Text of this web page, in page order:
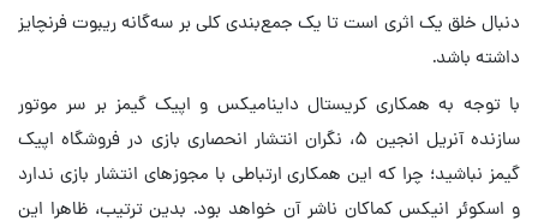
دنبال خلق یک اثری است تا یک جمع‌بندی کلی بر سه‌گانه ریبوت فرنچایز
داشته باشد.
با توجه به همکاری کریستال داینامیکس و اپیک گیمز بر سر موتور
سازنده آنریل انجین ۵، نگران انتشار انحصاری بازی در فروشگاه اپیک
گیمز نباشید؛ چرا که این همکاری ارتباطی با مجوزهای انتشار بازی ندارد
و اسکوئر انیکس کماکان ناشر آن خواهد بود. بدین ترتیب، ظاهرا این